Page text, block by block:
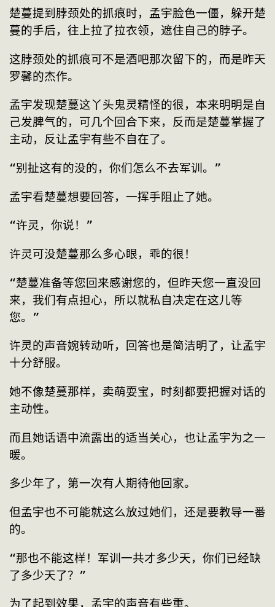
楚蔓提到脖颈处的抓痕时，孟宇脸色一僵，躲开楚
蔓的手后，往上拉了拉衣领，遮住自己的脖子。
这脖颈处的抓痕可不是酒吧那次留下的，而是昨天
罗馨的杰作。
孟宇发现楚蔓这丫头鬼灵精怪的很，本来明明是自
己发脾气的，可几个回合下来，反而是楚蔓掌握了
主动，反让孟宇有些不自在了。
“别扯这有的没的，你们怎么不去军训。”
孟宇看楚蔓想要回答，一挥手阻止了她。
“许灵，你说！”
许灵可没楚蔓那么多心眼，乖的很！
“楚蔓准备等您回来感谢您的，但昨天您一直没回
来，我们有点担心，所以就私自决定在这儿等
您。”
许灵的声音婉转动听，回答也是简洁明了，让孟宇
十分舒服。
她不像楚蔓那样，卖萌耍宝，时刻都要把握对话的
主动性。
而且她话语中流露出的适当关心，也让孟宇为之一
暖。
多少年了，第一次有人期待他回家。
但孟宇也不可能就这么放过她们，还是要教导一番
的。
“那也不能这样！军训一共才多少天，你们已经缺
了多少天了？”
为了起到效果，孟宇的声音有些重。